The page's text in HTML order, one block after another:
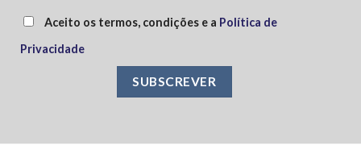
Aceito os termos, condições e a Política de
Privacidade